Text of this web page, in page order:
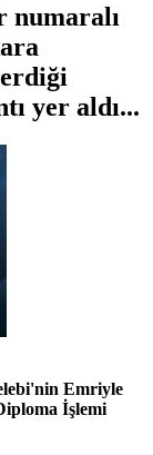
numaralı
yer aldı...
Emriyle
İşlemi